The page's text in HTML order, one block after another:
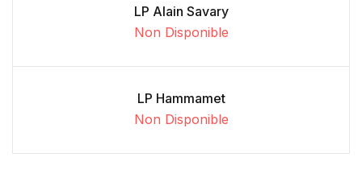
LP Alain Savary
Non Disponible
LP Hammamet
Non Disponible